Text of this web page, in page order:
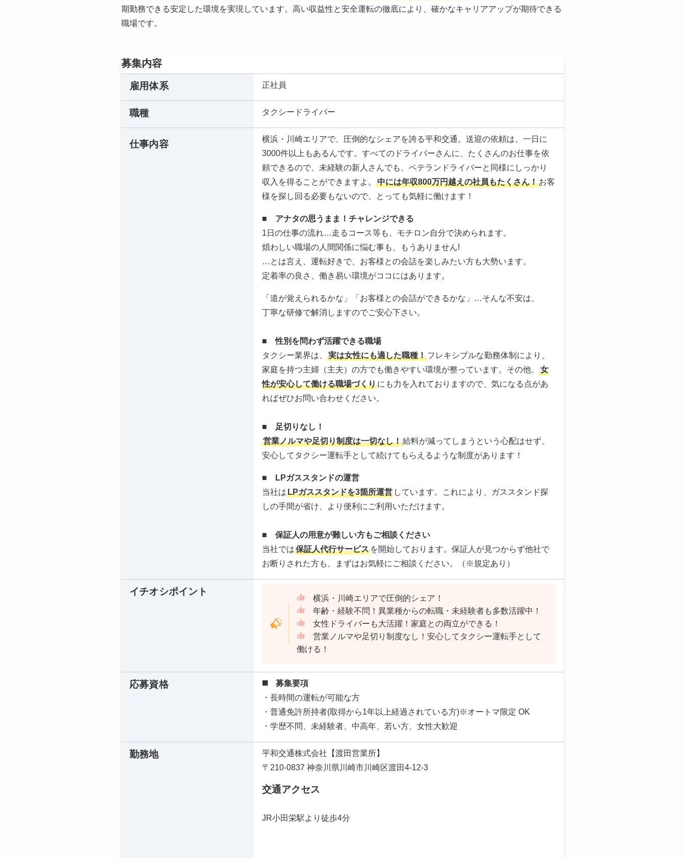
期勤務できる安定した環境を実現しています。高い収益性と安全運転の徹底により、確かなキャリアアップが期待できる
職場です。
募集内容
雇用体系 正社員
職種 タクシードライバー
仕事内容
横浜・川崎エリアで、圧倒的なシェアを誇る平和交通。送迎の依頼は、一日に
3000件以上もあるんです。すべてのドライバーさんに、たくさんのお仕事を依
頼できるので、未経験の新人さんでも、ベテランドライバーと同様にしっかり
収入を得ることができますよ。中には年収800万円越えの社員もたくさん！お客
様を探し回る必要もないので、とっても気軽に働けます！
■ アナタの思うまま！チャレンジできる
1日の仕事の流れ…走るコース等も、モチロン自分で決められます。
煩わしい職場の人間関係に悩む事も、もうありません!
…とは言え、運転好きで、お客様との会話を楽しみたい方も大勢います。
定着率の良さ、働き易い環境がココにはあります。
「道が覚えられるかな」「お客様との会話ができるかな」…そんな不安は、
丁寧な研修で解消しますのでご安心下さい。
■ 性別を問わず活躍できる職場
タクシー業界は、実は女性にも適した職種！フレキシブルな勤務体制により、
家庭を持つ主婦（主夫）の方でも働きやすい環境が整っています。その他、女
性が安心して働ける職場づくりにも力を入れておりますので、気になる点があ
ればぜひお問い合わせください。
■ 足切りなし！
営業ノルマや足切り制度は一切なし！給料が減ってしまうという心配はせず、
安心してタクシー運転手として続けてもらえるような制度があります！
■ LPガススタンドの運営
当社はLPガススタンドを3箇所運営 しています。これにより、ガススタンド探
しの手間が省け、より便利にご利用いただけます。
■ 保証人の用意が難しい方もご相談ください
当社では保証人代行サービス を開始しております。保証人が見つからず他社で
お断りされた方も、まずはお気軽にご相談ください。（※規定あり）
イチオシポイント
横浜・川崎エリアで圧倒的シェア！
年齢・経験不問！異業種からの転職・未経験者も多数活躍中！
女性ドライバーも大活躍！家庭との両立ができる！
営業ノルマや足切り制度なし！安心してタクシー運転手として
働ける！
応募資格
◼️ 募集要項
・長時間の運転が可能な方
・普通免許所持者(取得から1年以上経過されている方)※オートマ限定 OK
・学歴不問、未経験者、中高年、若い方、女性大歓迎
勤務地
平和交通株式会社【渡田営業所】
〒210-0837 神奈川県川崎市川崎区渡田4-12-3
交通アクセス
JR小田栄駅より徒歩4分